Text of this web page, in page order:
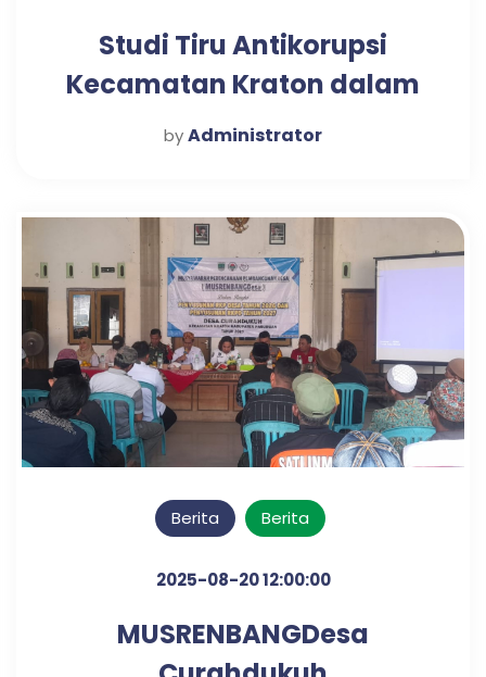
Studi Tiru Antikorupsi
Kecamatan Kraton dalam
Mewujudkan Pelayanan
byAdministrator
Berita Berita
2025-08-20 12:00:00
MUSRENBANGDesa